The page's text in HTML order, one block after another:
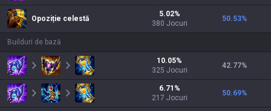
Opoziție celestă
5.02%
380 Jocuri
50.53%
Builduri de bază
10.05%
325 Jocuri
42.77%
6.71 %
217 Jocuri
50.69%